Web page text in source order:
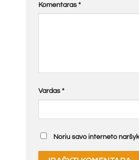
Komentaras *
Vardas *
Noriu savo interneto